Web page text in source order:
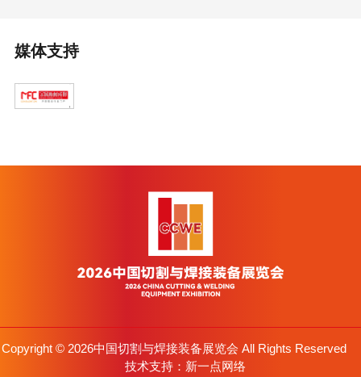
媒体支持
Copyright © 2026中国切割与焊接装备展览会 All Rights Reserved
技术支持： 新一点网络